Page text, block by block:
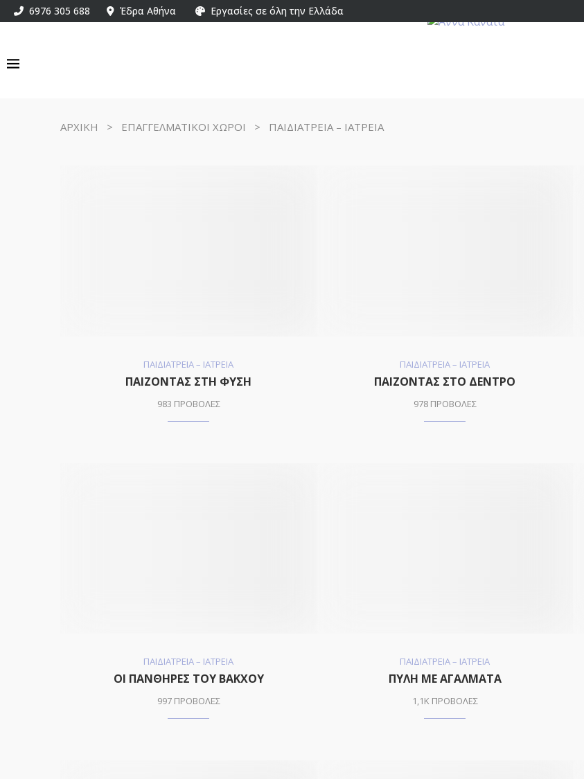
6976 305 688 Έδρα Αθήνα Εργασίες σε όλη την Ελλάδα
ΑΡΧΙΚΗ > ΕΠΑΓΓΕΛΜΑΤΙΚΟΙ ΧΩΡΟΙ > ΠΑΙΔΙΑΤΡΕΙΑ – ΙΑΤΡΕΙΑ
ΠΑΙΔΙΑΤΡΕΙΑ – ΙΑΤΡΕΙΑ
ΠΑΙΖΟΝΤΑΣ ΣΤΗ ΦΥΣΗ
983 ΠΡΟΒΟΛΕΣ
ΠΑΙΔΙΑΤΡΕΙΑ – ΙΑΤΡΕΙΑ
ΠΑΙΖΟΝΤΑΣ ΣΤΟ ΔΕΝΤΡΟ
978 ΠΡΟΒΟΛΕΣ
ΠΑΙΔΙΑΤΡΕΙΑ – ΙΑΤΡΕΙΑ
ΟΙ ΠΑΝΘΗΡΕΣ ΤΟΥ ΒΑΚΧΟΥ
997 ΠΡΟΒΟΛΕΣ
ΠΑΙΔΙΑΤΡΕΙΑ – ΙΑΤΡΕΙΑ
ΠΥΛΗ ΜΕ ΑΓΑΛΜΑΤΑ
1,1K ΠΡΟΒΟΛΕΣ